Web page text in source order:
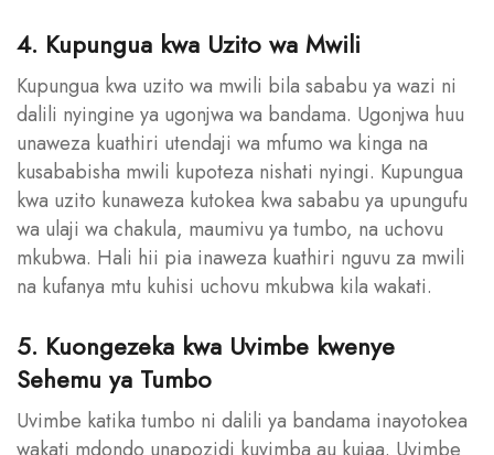
4. Kupungua kwa Uzito wa Mwili
Kupungua kwa uzito wa mwili bila sababu ya wazi ni
dalili nyingine ya ugonjwa wa bandama. Ugonjwa huu
unaweza kuathiri utendaji wa mfumo wa kinga na
kusababisha mwili kupoteza nishati nyingi. Kupungua
kwa uzito kunaweza kutokea kwa sababu ya upungufu
wa ulaji wa chakula, maumivu ya tumbo, na uchovu
mkubwa. Hali hii pia inaweza kuathiri nguvu za mwili
na kufanya mtu kuhisi uchovu mkubwa kila wakati.
5. Kuongezeka kwa Uvimbe kwenye
Sehemu ya Tumbo
Uvimbe katika tumbo ni dalili ya bandama inayotokea
wakati mdondo unapozidi kuvimba au kujaa. Uvimbe